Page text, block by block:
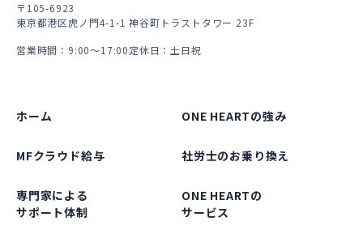
〒105-6923
東京都港区虎ノ門4-1-1 神谷町トラストタワー 23F
営業時間：9:00～17:00定休日：土日祝
ホーム ONE HEARTの強み
MFクラウド給与 社労士のお乗り換え
専門家による
サポート体制
ONE HEARTの
サービス